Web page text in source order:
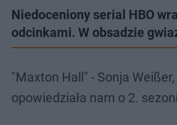
Niedoceniony serial HBO
odcinkami. W obsadzie
"Maxton Hall" - Sonja
opowiedziała nam o 2.